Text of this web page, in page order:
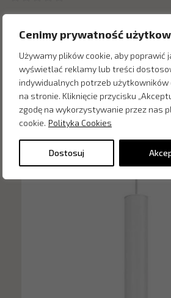
Cenimy prywatność
Używamy plików cookie, aby poprawić
wyświetlać reklamy lub treści
indywidualnych potrzeb użytkowników
na stronie. Kliknięcie przycisku
zgodę na wykorzystywanie przez nas
cookie. Polityka Cookies
Dostosuj
Inne produkty z